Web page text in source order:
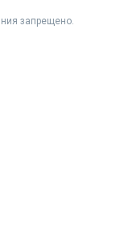
запрещено.